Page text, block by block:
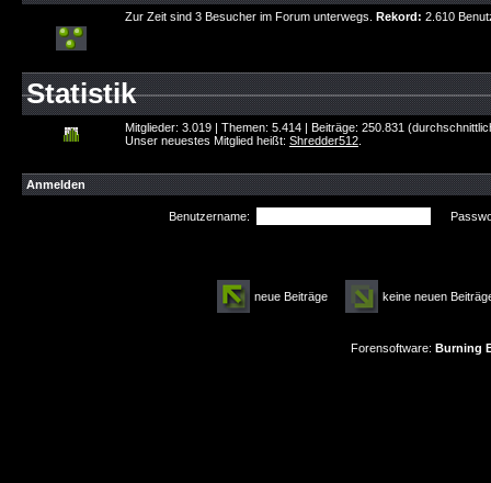
Zur Zeit sind 3 Besucher im Forum unterwegs. Rekord: 2.610
Statistik
Mitglieder: 3.019 | Themen: 5.414 | Beiträge: 250.831
Unser neuestes Mitglied heißt: Shredder512
Anmelden
Benutzername:
neue Beiträge keine neuen
Forensoftware: Burning